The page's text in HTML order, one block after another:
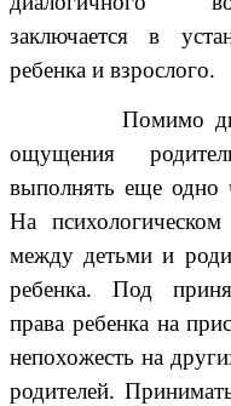
заключается в
ребенка и взрослого.
Помимо
ощущения
выполнять еще одно
На
между детьми и
ребенка. Под
права ребенка на
непохожесть на
родителей.